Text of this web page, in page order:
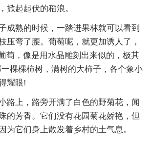
掀起起伏的稻浪。
成熟的时候，一踏进果林就可以看到
压弯了腰。葡萄呢，就更加诱人了，
萄，像是用水晶雕刻出来似的，极其
棵棵柿树，满树的大柿子，各个象小
耀眼!
路上，路旁开满了白色的野菊花，闻
的芳香。它们没有花园菊花娇艳，但
为它们身上散发着乡村的土气息。